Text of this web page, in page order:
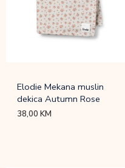
Elodie Mekana muslin
dekica Autumn Rose
38,00KM